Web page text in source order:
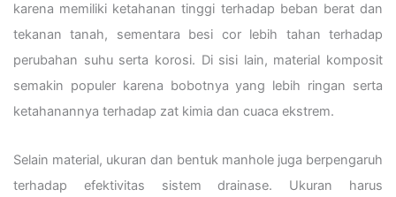
karena memiliki ketahanan tinggi terhadap beban berat dan
tekanan tanah, sementara besi cor lebih tahan terhadap
perubahan suhu serta korosi. Di sisi lain, material komposit
semakin populer karena bobotnya yang lebih ringan serta
ketahanannya terhadap zat kimia dan cuaca ekstrem.
Selain material, ukuran dan bentuk manhole juga berpengaruh
terhadap efektivitas sistem drainase. Ukuran harus